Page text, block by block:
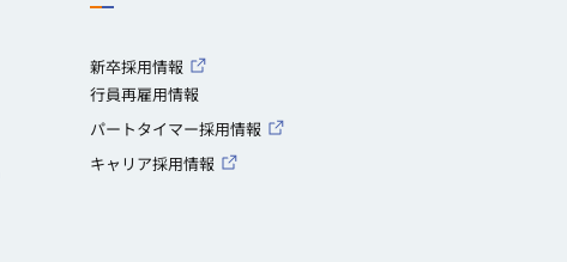
新卒採用情報
行員再雇用情報
パートタイマー採用情報
キャリア採用情報